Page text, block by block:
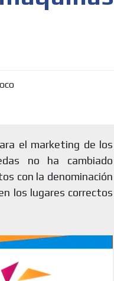
el marketing de los
no ha cambiado
con la denominación
los lugares correctos